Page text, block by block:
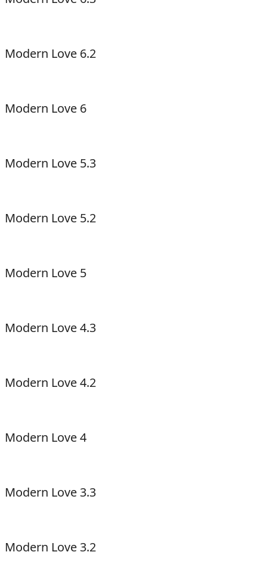
Modern Love 6.2
Modern Love 6
Modern Love 5.3
Modern Love 5.2
Modern Love 5
Modern Love 4.3
Modern Love 4.2
Modern Love 4
Modern Love 3.3
Modern Love 3.2